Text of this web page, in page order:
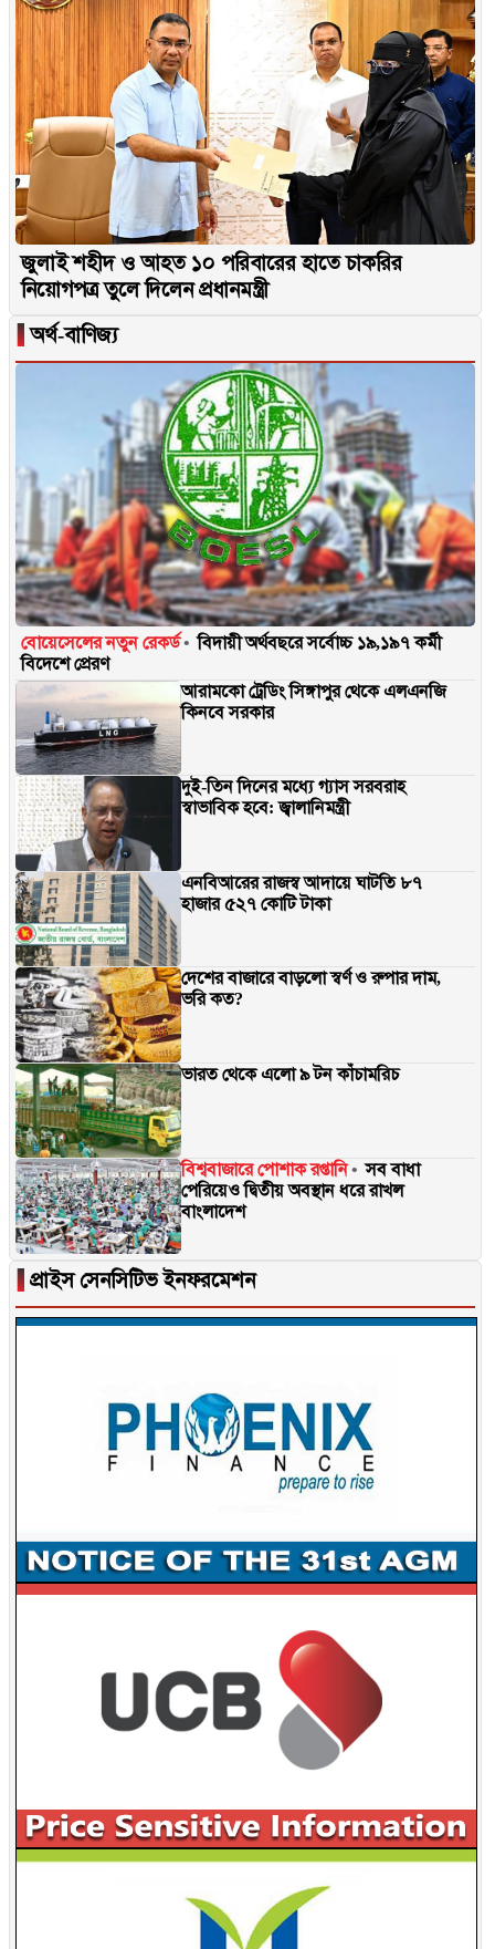
জুলাই শহীদ ও আহত ১০ পরিবারের হাতে চাকরির
নিয়োগপত্র তুলে দিলেন প্রধানমন্ত্রী
▐অর্থ-বাণিজ্য
বোয়েসেলের নতুন রেকর্ড
বিদায়ী অর্থবছরে সর্বোচ্চ ১৯,১৯৭ কর্মী
বিদেশে প্রেরণ
আরামকো ট্রেডিং সিঙ্গাপুর থেকে এলএনজি
কিনবে সরকার
দুই-তিন দিনের মধ্যে গ্যাস সরবরাহ
স্বাভাবিক হবে: জ্বালানিমন্ত্রী
এনবিআরের রাজস্ব আদায়ে ঘাটতি ৮৭
হাজার ৫২৭ কোটি টাকা
দেশের বাজারে বাড়লো স্বর্ণ ও রুপার দাম,
ভরি কত?
ভারত থেকে এলো ৯ টন কাঁচামরিচ
বিশ্ববাজারে পোশাক রপ্তানি
সব বাধা
পেরিয়েও দ্বিতীয় অবস্থান ধরে রাখল
বাংলাদেশ
▐ প্রাইস সেনসিটিভ ইনফরমেশন